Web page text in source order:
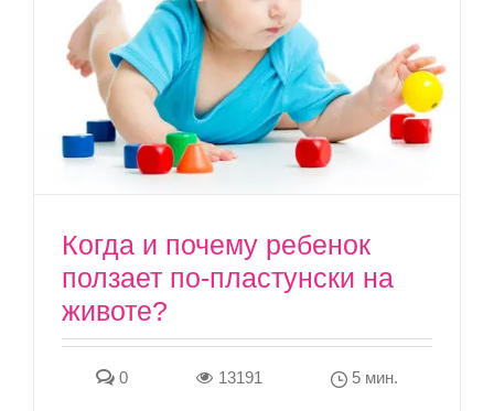
Когда и почему ребенок
ползает по-пластунски на
животе?
0 13191 5 мин.